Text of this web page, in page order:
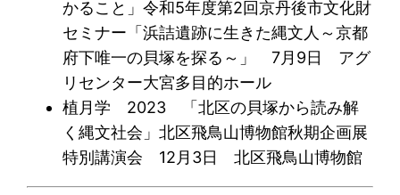
かること」令和5年度第2回京丹後市文化財
セミナー「浜詰遺跡に生きた縄文人～京都
府下唯一の貝塚を探る～」 7月9日 アグ
リセンター大宮多目的ホール
植月学 2023 「北区の貝塚から読み解
く縄文社会」北区飛鳥山博物館秋期企画展
特別講演会 12月3日 北区飛鳥山博物館